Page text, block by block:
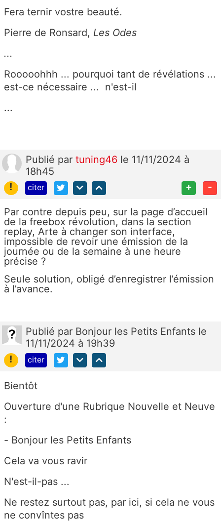
Fera ternir vostre beauté.
Pierre de Ronsard, Les Odes
...
Rooooohhh ... pourquoi tant de révélations ...
est-ce nécessaire ... n'est-il
...
Publié par tuning46 le 11/11/2024 à
18h45
!
citer + -
Par contre depuis peu, sur la page d’accueil
de la freebox révolution, dans la section
replay, Arte à changer son interface,
impossible de revoir une émission de la
journée ou de la semaine à une heure
précise ?
Seule solution, obligé d’enregistrer l’émission
à l’avance.
Publié par Bonjour les Petits Enfants le
11/11/2024 à 19h39
!
citer
Bientôt
Ouverture d'une Rubrique Nouvelle et Neuve
:
- Bonjour les Petits Enfants
Cela va vous ravir
N'est-il-pas ...
Ne restez surtout pas, par ici, si cela ne vous
ne convîntes pas